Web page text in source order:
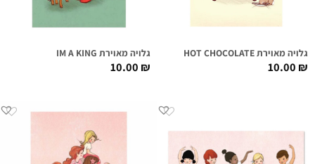
גלויה מאוירת HOT CHOCOLATE
10.00₪
גלויה מאוירת IM A KING
10.00₪